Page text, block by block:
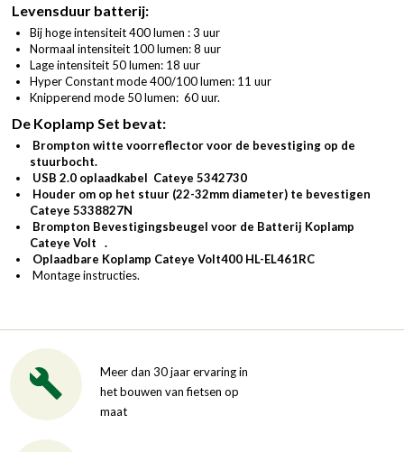
Levensduur batterij:
Bij hoge intensiteit 400 lumen : 3 uur
Normaal intensiteit 100 lumen: 8 uur
Lage intensiteit 50 lumen: 18 uur
Hyper Constant mode 400/100 lumen: 11 uur
Knipperend mode 50 lumen: 60 uur.
De Koplamp Set bevat:
Brompton witte voorreflector voor de bevestiging op de
stuurbocht.
USB 2.0 oplaadkabel Cateye 5342730
Houder om op het stuur (22-32mm diameter) te bevestigen
Cateye 5338827N
Brompton Bevestigingsbeugel voor de Batterij Koplamp
Cateye Volt .
Oplaadbare Koplamp Cateye Volt400 HL-EL461RC
Montage instructies.
Meer dan 30 jaar ervaring in
het bouwen van fietsen op
maat